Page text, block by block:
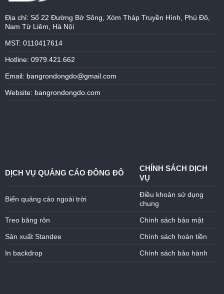
Địa chỉ: Số 22 Đường Bờ Sông, Xóm Tháp Truyền Hình, Phú Đô,
Nam Từ Liêm, Hà Nội
MST: 0110417614
Hotline: 0979.421.662
Email: bangrondongdo@gmail.com
Website: bangrondongdo.com
DỊCH VỤ QUẢNG CÁO ĐÔNG ĐÔ
CHÍNH SÁCH DỊCH
VỤ
Biển quảng cáo ngoài trời
Điều khoản sử dụng
chung
Treo băng rôn Chính sách bảo mật
Sản xuất Standee Chính sách hoàn tiền
In backdrop Chính sách bảo hành